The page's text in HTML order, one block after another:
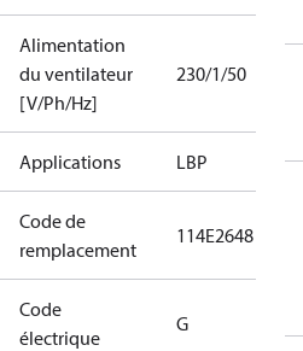
Alimentation
du ventilateur
[V/Ph/Hz]
230/1/50
Applications LBP
Code de
remplacement
114E2648
Code
électrique
G